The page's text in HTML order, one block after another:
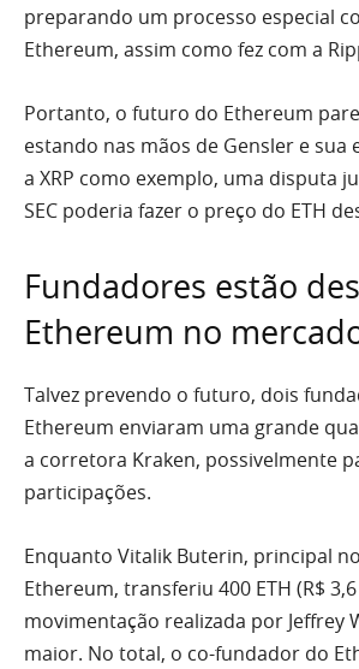
preparando um processo especial
Ethereum, assim como fez com a
Portanto, o futuro do Ethereum
estando nas mãos de Gensler e sua
a XRP como exemplo, uma disputa
SEC poderia fazer o preço do ETH
Fundadores estão
Ethereum no
Talvez prevendo o futuro, dois
Ethereum enviaram uma grande
a corretora Kraken, possivelmente
participações.
Enquanto Vitalik Buterin, principal
Ethereum, transferiu 400 ETH (R$
movimentação realizada por Jeffrey
maior. No total, o co-fundador do